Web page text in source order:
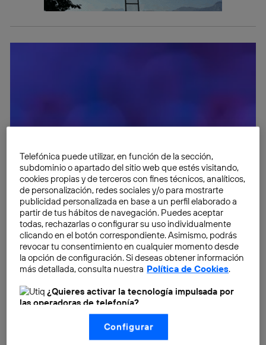
Telefónica puede utilizar, en función de la sección,
subdominio o apartado del sitio web que estés visitando,
cookies propias y de terceros con fines técnicos, analíticos,
de personalización, redes sociales y/o para mostrarte
publicidad personalizada en base a un perfil elaborado a
partir de tus hábitos de navegación. Puedes aceptar
todas, rechazarlas o configurar su uso individualmente
clicando en el botón correspondiente. Asimismo, podrás
revocar tu consentimiento en cualquier momento desde
la opción de configuración. Si deseas obtener información
más detallada, consulta nuestra Política de Cookies.
¿Quieres activar la tecnología impulsada por
las operadoras de telefonía?
Nosotros, Telefónica S.A., utilizamos la tecnología Utiq para
realizar nuestras acciones de marketing digital o análisis
(como se describe en este aviso de consentimiento)
Configurar